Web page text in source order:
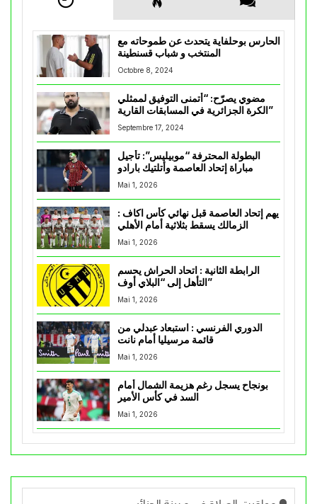
الحارس بوحلفاية يتحدث عن طموحاته مع
المنتخب و شباب قسنطينة
Octobre 8, 2024
مضوي يصرّح: “أتمنى التوفيق لممثلي
الكرة الجزائرية في المسابقات القارية”
Septembre 17, 2024
البطولة المحترفة “موبيليس”: تأجيل
مباراة إتحاد العاصمة وأتلتيك بارادو
Mai 1, 2026
يهم إتحاد العاصمة قبل نهائي كأس اكاف :
Mai 1, 2026
الرابطة الثانية : اتحاد الحراش يحسم
التأهل إلى “البلاي أوف”
Mai 1, 2026
الدوري الفرنسي : استبعاد عبدلي من
قائمة مرسيليا أمام نانت
Mai 1, 2026
بونجاح يسجل رغم هزيمة الشمال أمام
السد في كأس الأمير
Mai 1, 2026